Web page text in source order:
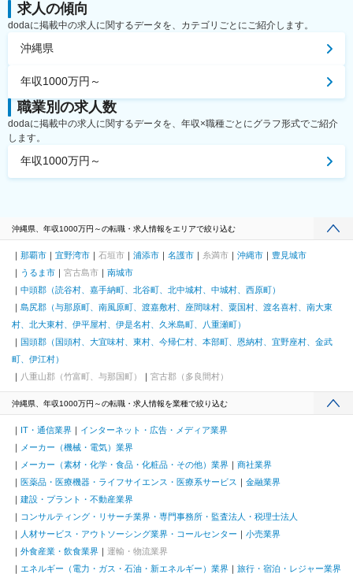
求人の傾向
dodaに掲載中の求人に関するデータを、カテゴリごとにご紹介します。
沖縄県
年収1000万円～
職業別の求人数
dodaに掲載中の求人に関するデータを、年収×職種ごとにグラフ形式でご紹介
します。
年収1000万円～
沖縄県、年収1000万円～の転職・求人情報をエリアで絞り込む
那覇市 宜野湾市 石垣市 浦添市 名護市 糸満市 沖縄市
豊見城市
うるま市
宮古島市
南城市
中頭郡（読谷村、嘉手納町、北谷町、北中城村、中城村、西原町）
島尻郡（与那原町、南風原町、渡嘉敷村、座間味村、粟国村、渡名喜村、南大東
村、北大東村、伊平屋村、伊是名村、久米島町、八重瀬町）
国頭郡（国頭村、大宜味村、東村、今帰仁村、本部町、恩納村、宜野座村、金武
町、伊江村）
八重山郡（竹富町、与那国町）
宮古郡（多良間村）
沖縄県、年収1000万円～の転職・求人情報を業種で絞り込む
IT・通信業界
インターネット・広告・メディア業界
メーカー（機械・電気）業界
メーカー（素材・化学・食品・化粧品・その他）業界
商社業界
医薬品・医療機器・ライフサイエンス・医療系サービス
金融業界
建設・プラント・不動産業界
コンサルティング・リサーチ業界・専門事務所・監査法人・税理士法人
人材サービス・アウトソーシング業界・コールセンター
小売業界
外食産業・飲食業界
運輸・物流業界
エネルギー（電力・ガス・石油・新エネルギー）業界
旅行・宿泊・レジャー業界